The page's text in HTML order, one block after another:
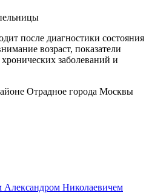
после диагностики состояния
возраст, показатели
заболеваний и
Отрадное города Москвы
Николаевичем